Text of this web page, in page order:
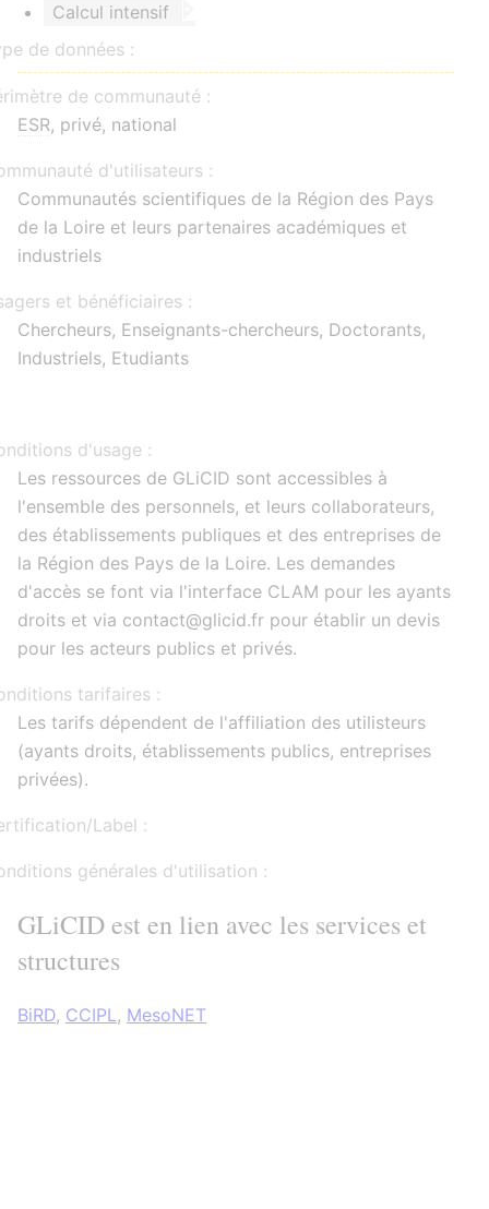
Calcul intensif
de données :
de communauté :
ESR, privé, national
d'utilisateurs :
Communautés scientifiques de la Région des Pays
de la Loire et leurs partenaires académiques et
industriels
et bénéficiaires :
Chercheurs, Enseignants-chercheurs, Doctorants,
Industriels, Etudiants
d'usage :
Les ressources de GLiCID sont accessibles à
l'ensemble des personnels, et leurs collaborateurs,
des établissements publiques et des entreprises de
la Région des Pays de la Loire. Les demandes
d'accès se font via l'interface CLAM pour les ayants
droits et via contact@glicid.fr pour établir un devis
pour les acteurs publics et privés.
tarifaires :
Les tarifs dépendent de l'affiliation des utilisteurs
(ayants droits, établissements publics, entreprises
privées).
Label :
générales d'utilisation :
GLiCID est en lien avec les services et
structures
BiRD, CCIPL, MesoNET